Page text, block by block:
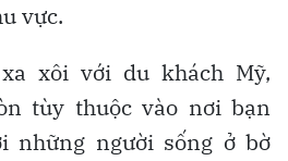
vực.
xôi với du khách Mỹ,
tùy thuộc vào nơi bạn
những người sống ở bờ